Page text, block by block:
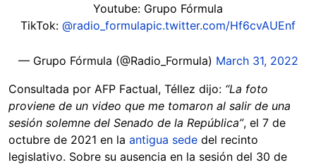
Youtube: Grupo Fórmula
TikTok: @radio_formulapic.twitter.com/Hf6cvAUEnf
— Grupo Fórmula (@Radio_Formula) March 31, 2022
Consultada por AFP Factual, Téllez dijo: “La foto
proviene de un video que me tomaron al salir de una
sesión solemne del Senado de la República”, el 7 de
octubre de 2021 en la antigua sede del recinto
legislativo. Sobre su ausencia en la sesión del 30 de